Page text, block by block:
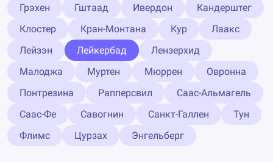
Грэхен
Гштаад Ивердон
Кандерштег
Клостер
Кран-Монтана Кур
Лаакс
Лейзэн
Лейкербад
Лензерхид
Малоджа
Муртен Мюррен
Овронна
Понтрезина
Рапперсвил
Саас-Альмагель
Саас-Фе
Савогнин Санкт-Галлен
Тун
Флимс
Цурзах Энгельберг